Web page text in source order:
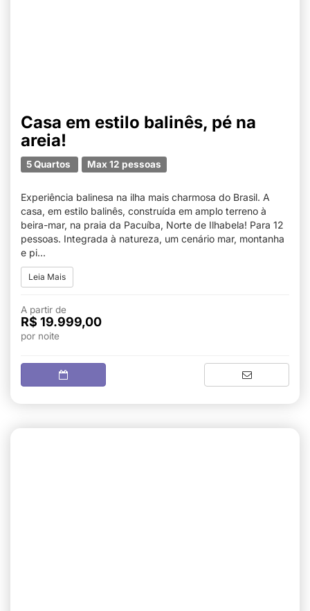
Casa em estilo balinês, pé na
areia!
5 Quartos Max 12 pessoas
Experiência balinesa na ilha mais charmosa do Brasil. A
casa, em estilo balinês, construída em amplo terreno à
beira-mar, na praia da Pacuíba, Norte de Ilhabela! Para 12
pessoas. Integrada à natureza, um cenário mar, montanha
e pi...
Leia Mais
A partir de
R$ 19.999,00
por noite